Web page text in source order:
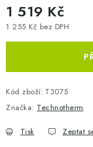
1 519 Kč
1 255 Kč bez DPH
Kód zboží: T3075
Značka: Technotherm
Tisk Zeptat